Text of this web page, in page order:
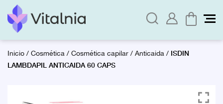
Inicio/Cosmética/Cosmética capilar/Anticaida/ ISDIN
LAMBDAPIL ANTICAIDA 60 CAPS